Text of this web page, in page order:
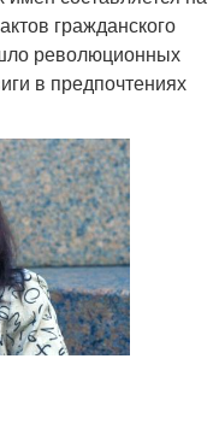
гражданского
революционных
в предпочтениях